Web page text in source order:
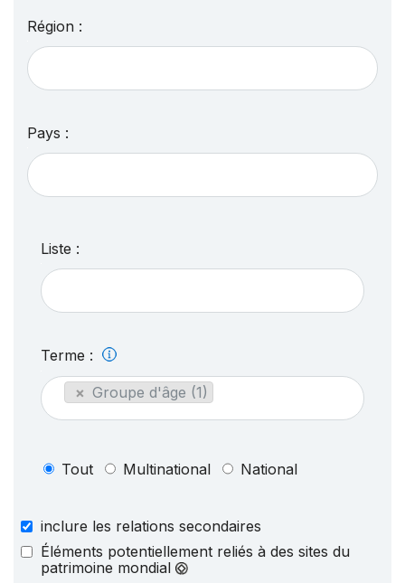
Région :
Pays :
Liste :
Terme :
× Groupe d'âge (1)
Tout Multinational National
inclure les relations secondaires
Éléments potentiellement reliés à des sites du
patrimoine mondial